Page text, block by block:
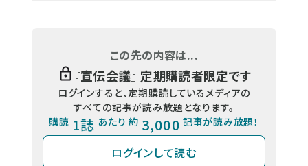
この先の内容は...
『宣伝会議』 定期購読者限定です
ログインすると、定期購読しているメディアの
すべての記事が読み放題となります。
購読 1誌 あたり 約 3,000 記事が読み放題！
ログインして読む